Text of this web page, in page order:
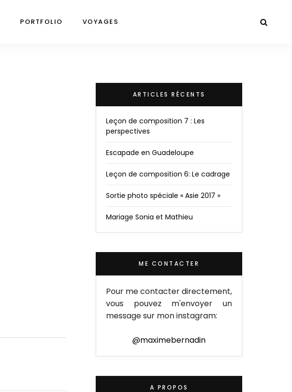
PORTFOLIO VOYAGES
ARTICLES RÉCENTS
Leçon de composition 7 : Les
perspectives
Escapade en Guadeloupe
Leçon de composition 6: Le cadrage
Sortie photo spéciale « Asie 2017 »
Mariage Sonia et Mathieu
ME CONTACTER
Pour me contacter directement,
vous pouvez m'envoyer un
message sur mon instagram:
@maximebernadin
A PROPOS